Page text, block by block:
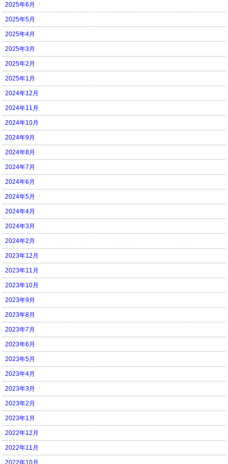
2025年6月
2025年5月
2025年4月
2025年3月
2025年2月
2025年1月
2024年12月
2024年11月
2024年10月
2024年9月
2024年8月
2024年7月
2024年6月
2024年5月
2024年4月
2024年3月
2024年2月
2023年12月
2023年11月
2023年10月
2023年9月
2023年8月
2023年7月
2023年6月
2023年5月
2023年4月
2023年3月
2023年2月
2023年1月
2022年12月
2022年11月
2022年10月